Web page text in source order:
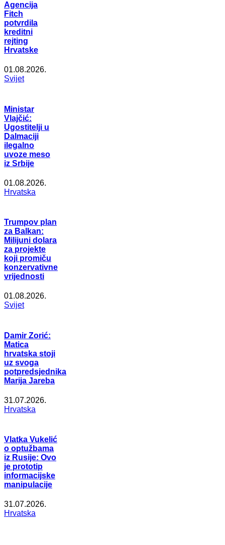
Agencija
Fitch
potvrdila
kreditni
rejting
Hrvatske
01.08.2026.
Svijet
Ministar
Vlajčić:
Ugostitelji u
Dalmaciji
ilegalno
uvoze meso
iz Srbije
01.08.2026.
Hrvatska
Trumpov plan
za Balkan:
Milijuni dolara
za projekte
koji promiču
konzervativne
vrijednosti
01.08.2026.
Svijet
Damir Zorić:
Matica
hrvatska stoji
uz svoga
potpredsjednika
Marija Jareba
31.07.2026.
Hrvatska
Vlatka Vukelić
o optužbama
iz Rusije: Ovo
je prototip
informacijske
manipulacije
31.07.2026.
Hrvatska